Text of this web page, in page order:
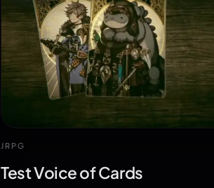
JRPG
Test Voice of Cards